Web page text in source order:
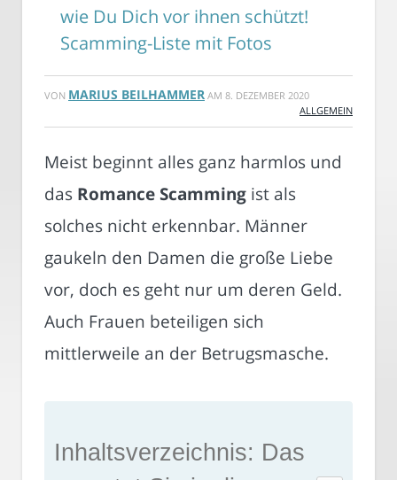
wie Du Dich vor ihnen schützt!
Scamming-Liste mit Fotos
VON MARIUS BEILHAMMER AM 8. DEZEMBER 2020
ALLGEMEIN
Meist beginnt alles ganz harmlos und
das Romance Scamming ist als
solches nicht erkennbar. Männer
gaukeln den Damen die große Liebe
vor, doch es geht nur um deren Geld.
Auch Frauen beteiligen sich
mittlerweile an der Betrugsmasche.
Inhaltsverzeichnis: Das